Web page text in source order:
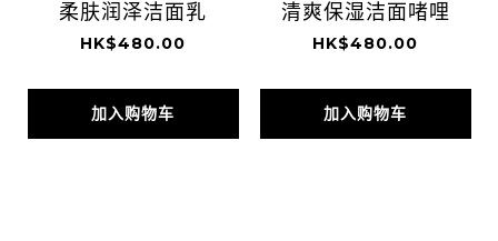
柔肤润泽洁面乳
HK$480.00
加入购物车
清爽保湿洁面啫哩
HK$480.00
加入购物车